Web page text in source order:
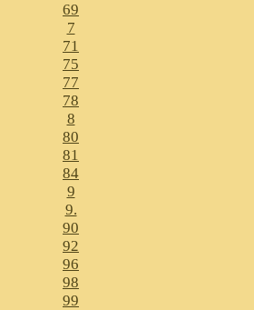
69
7
71
75
77
78
8
80
81
84
9
9.
90
92
96
98
99